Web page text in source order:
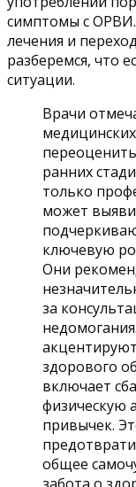
симптомы с
лечения и
разберемся, что
ситуации.
Врачи
ранних
только
может
ключевую
Они
за
здорового
включает
физическую
привычек.
общее